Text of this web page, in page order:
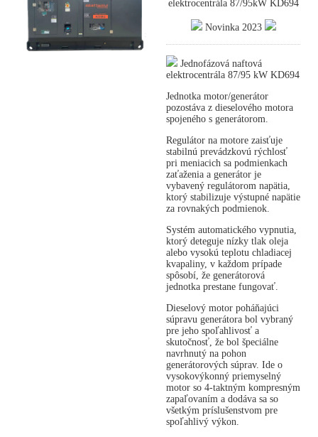
elektrocentrála 87/95kW KD694
Novinka 2023
Jednofázová naftová
elektrocentrála 87/95 kW KD694
Jednotka motor/generátor
pozostáva z dieselového motora
spojeného s generátorom.
Regulátor na motore zaisťuje
stabilnú prevádzkovú rýchlosť
pri meniacich sa podmienkach
zaťaženia a generátor je
vybavený regulátorom napätia,
ktorý stabilizuje výstupné napätie
za rovnakých podmienok.
Systém automatického vypnutia,
ktorý deteguje nízky tlak oleja
alebo vysokú teplotu chladiacej
kvapaliny, v každom prípade
spôsobí, že generátorová
jednotka prestane fungovať.
Dieselový motor poháňajúci
súpravu generátora bol vybraný
pre jeho spoľahlivosť a
skutočnosť, že bol špeciálne
navrhnutý na pohon
generátorových súprav. Ide o
vysokovýkonný priemyselný
motor so 4-taktným kompresným
zapaľovaním a dodáva sa so
všetkým príslušenstvom pre
spoľahlivý výkon.